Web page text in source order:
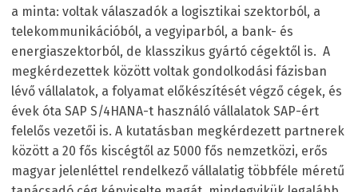
a minta: voltak válaszadók a logisztikai szektorból, a
telekommunikációból, a vegyiparból, a bank- és
energiaszektorból, de klasszikus gyártó cégektől is. A
megkérdezettek között voltak gondolkodási fázisban
lévő vállalatok, a folyamat előkészítését végző cégek, és
évek óta SAP S/4HANA-t használó vállalatok SAP-ért
felelős vezetői is. A kutatásban megkérdezett partnerek
között a 20 fős kiscégtől az 5000 fős nemzetközi, erős
magyar jelenléttel rendelkező vállalatig többféle méretű